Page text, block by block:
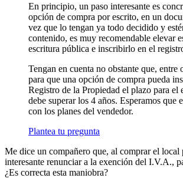
En principio, un paso interesante es
opción de compra por escrito, en un
vez que lo tengan ya todo decidido y
contenido, es muy recomendable elevar
escritura pública e inscribirlo en el
Tengan en cuenta no obstante que, entre
para que una opción de compra pueda
Registro de la Propiedad el plazo para el
debe superar los 4 años. Esperamos que
con los planes del vendedor.
Plantea tu pregunta
Me dice un compañero que, al comprar el local
interesante renunciar a la exención del I.V.A.,
¿Es correcta esta maniobra?